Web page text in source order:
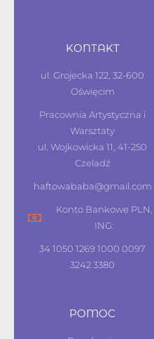
KONTAKT
ul. Grojecka 122, 32-600
Oświęcim
Pracownia Artystyczna i
Warsztaty
ul. Wojkowicka 11, 41-250
Czeladź
haftowababa@gmail.com
Konto Bankowe PLN,
ING:
34 1050 1269 1000 0097
3242 3380
POMOC